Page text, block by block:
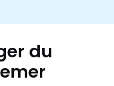
du